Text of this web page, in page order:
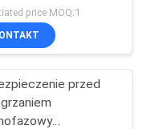
pompy
price MOQ:1
przed